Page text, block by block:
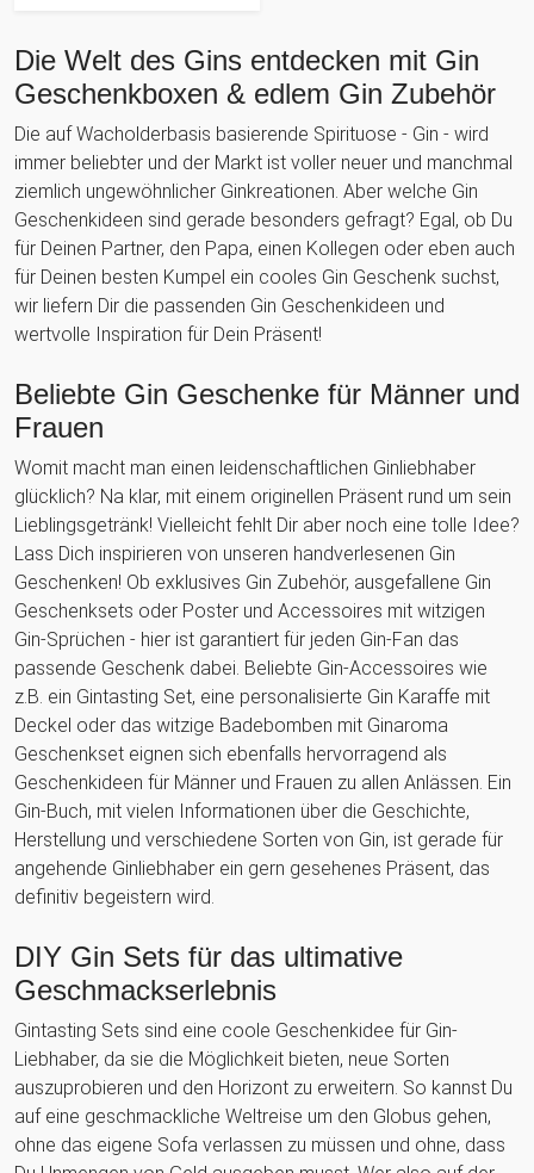
Die Welt des Gins entdecken mit Gin
Geschenkboxen & edlem Gin Zubehör
Die auf Wacholderbasis basierende Spirituose - Gin - wird
immer beliebter und der Markt ist voller neuer und manchmal
ziemlich ungewöhnlicher Ginkreationen. Aber welche Gin
Geschenkideen sind gerade besonders gefragt? Egal, ob Du
für Deinen Partner, den Papa, einen Kollegen oder eben auch
für Deinen besten Kumpel ein cooles Gin Geschenk suchst,
wir liefern Dir die passenden Gin Geschenkideen und
wertvolle Inspiration für Dein Präsent!
Beliebte Gin Geschenke für Männer und
Frauen
Womit macht man einen leidenschaftlichen Ginliebhaber
glücklich? Na klar, mit einem originellen Präsent rund um sein
Lieblingsgetränk! Vielleicht fehlt Dir aber noch eine tolle Idee?
Lass Dich inspirieren von unseren handverlesenen Gin
Geschenken! Ob exklusives Gin Zubehör, ausgefallene Gin
Geschenksets oder Poster und Accessoires mit witzigen
Gin-Sprüchen - hier ist garantiert für jeden Gin-Fan das
passende Geschenk dabei. Beliebte Gin-Accessoires wie
z.B. ein Gintasting Set, eine personalisierte Gin Karaffe mit
Deckel oder das witzige Badebomben mit Ginaroma
Geschenkset eignen sich ebenfalls hervorragend als
Geschenkideen für Männer und Frauen zu allen Anlässen. Ein
Gin-Buch, mit vielen Informationen über die Geschichte,
Herstellung und verschiedene Sorten von Gin, ist gerade für
angehende Ginliebhaber ein gern gesehenes Präsent, das
definitiv begeistern wird.
DIY Gin Sets für das ultimative
Geschmackserlebnis
Gintasting Sets sind eine coole Geschenkidee für Gin-
Liebhaber, da sie die Möglichkeit bieten, neue Sorten
auszuprobieren und den Horizont zu erweitern. So kannst Du
auf eine geschmackliche Weltreise um den Globus gehen,
ohne das eigene Sofa verlassen zu müssen und ohne, dass